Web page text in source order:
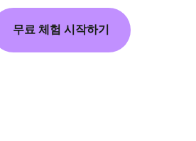
무료 체험 시작하기